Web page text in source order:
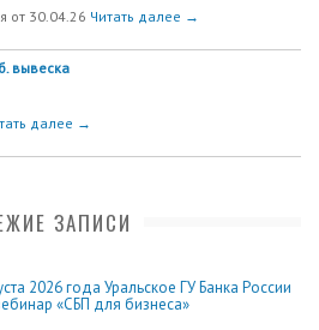
от 30.04.26 Читать далее →
вывеска
далее →
ЗАПИСИ
2026 года Уральское ГУ Банка России
«СБП для бизнеса»